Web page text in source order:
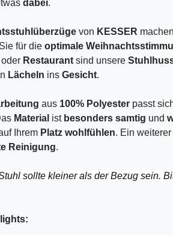
dabei.
von KESSER
für die optimale
oder Restaurant sind unsere
Lächeln ins Gesicht.
aus 100% Polyester passt
Material ist besonders samtig und
Ihrem Platz wohlfühlen. Ein weiterer
Reinigung.
sollte kleiner als der Bezug sein.